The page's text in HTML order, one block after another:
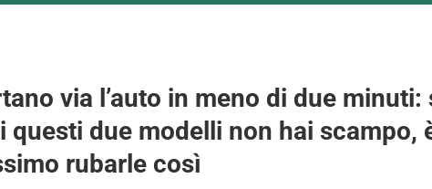
via l’auto in meno di due minuti:
questi due modelli non hai scampo,
rubarle così